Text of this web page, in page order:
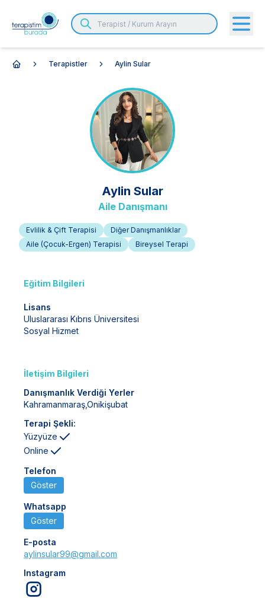
Terapistler Aylin Sular
Aylin Sular
Aile Danışmanı
Evlilik & Çift Terapisi
Diğer Danışmanlıklar
Aile (Çocuk-Ergen) Terapisi
Bireysel Terapi
Eğitim Bilgileri
Lisans
Uluslararası Kıbrıs Üniversitesi
Sosyal Hizmet
İletişim Bilgileri
Danışmanlık Verdiği Yerler
KahramanmaraşOnikişubat
Terapi Şekli:
Yüzyüze
Online
Telefon
Göster
Whatsapp
Göster
E-posta
aylinsular99@gmail.com
Instagram